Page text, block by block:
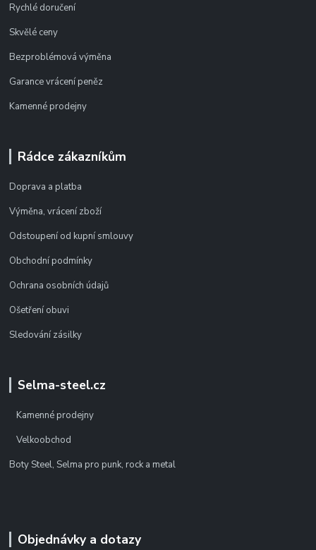
Rychlé doručení
Skvělé ceny
Bezproblémová výměna
Garance vrácení peněz
Kamenné prodejny
Rádce zákazníkům
Doprava a platba
Výměna, vrácení zboží
Odstoupení od kupní smlouvy
Obchodní podmínky
Ochrana osobních údajů
Ošetření obuvi
Sledování zásilky
Selma-steel.cz
Kamenné prodejny
Velkoobchod
Boty Steel, Selma pro punk, rock a metal
Objednávky a dotazy